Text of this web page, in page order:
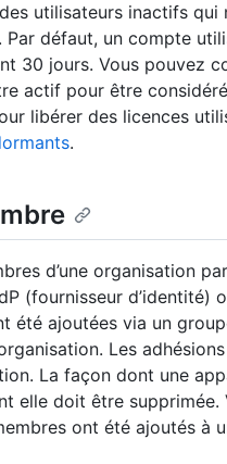
utilisateurs inactifs qui
défaut, un compte
30 jours. Vous pouvez
actif pour être
libérer des licences
.
d’une organisation
(fournisseur d’identité)
été ajoutées via un
Les
La façon dont une
elle doit être
ont été ajoutés à